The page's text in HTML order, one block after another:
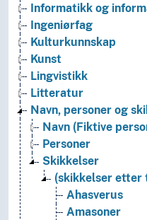
Informatikk og
Ingeniørfag
Kulturkunnskap
Kunst
Lingvistikk
Litteratur
Navn, personer og
Navn (Fiktive
Personer
Skikkelser
(skikkelser etter
Ahasverus
Amasoner